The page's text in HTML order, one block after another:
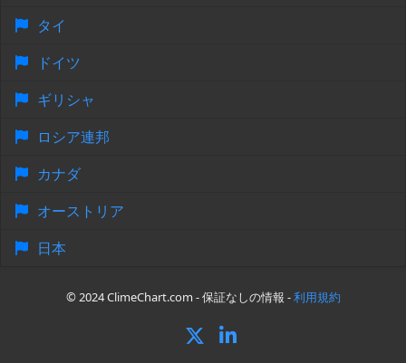
タイ
ドイツ
ギリシャ
ロシア連邦
カナダ
オーストリア
日本
© 2024 ClimeChart.com - 保証なしの情報 -利用規約